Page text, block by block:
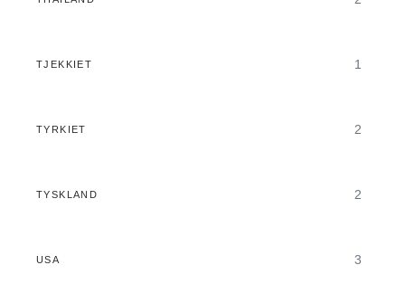
TJEKKIET 1
TYRKIET 2
TYSKLAND 2
USA 3